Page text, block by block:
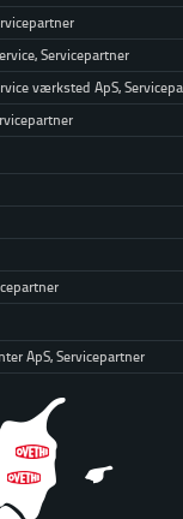
Servicepartner
værksted ApS,
ApS, Servicepartner